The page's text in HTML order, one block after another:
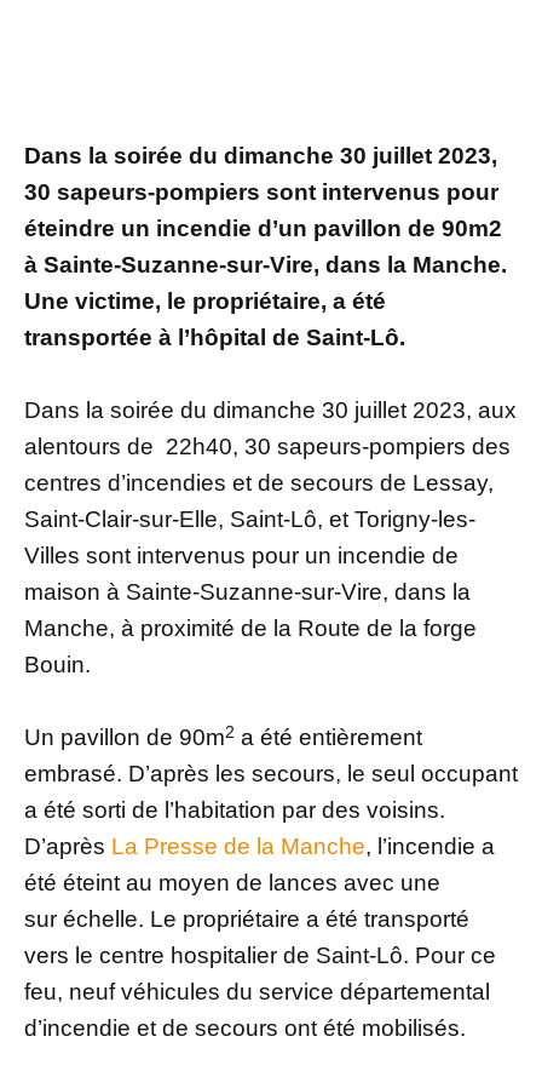
Dans la soirée du dimanche 30 juillet 2023,
30 sapeurs-pompiers sont intervenus pour
éteindre un incendie d’un pavillon de 90m2
à Sainte-Suzanne-sur-Vire, dans la Manche.
Une victime, le propriétaire, a été
transportée à l’hôpital de Saint-Lô.
Dans la soirée du dimanche 30 juillet 2023, aux
alentours de 22h40, 30 sapeurs-pompiers des
centres d’incendies et de secours de Lessay,
Saint-Clair-sur-Elle, Saint-Lô, et Torigny-les-
Villes sont intervenus pour un incendie de
maison à Sainte-Suzanne-sur-Vire, dans la
Manche, à proximité de la Route de la forge
Bouin.
Un pavillon de 90m2 a été entièrement
embrasé. D’après les secours, le seul occupant
a été sorti de l’habitation par des voisins.
D’après La Presse de la Manche, l’incendie a
été éteint au moyen de lances avec une
sur échelle. Le propriétaire a été transporté
vers le centre hospitalier de Saint-Lô. Pour ce
feu, neuf véhicules du service départemental
d’incendie et de secours ont été mobilisés.